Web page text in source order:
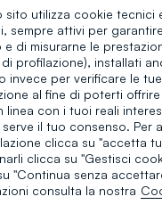
sintetica
GAP
€
Stai visualizzando 4 di
Scroll infinito 🙄 ? No
sito utilizza cookie tecnici
sempre attivi per
e di misurarne le
profilazione), installati
invece per verificare le
al fine di poterti
linea con i tuoi reali
serve il tuo consenso. Per
clicca su "accetta
clicca su "Gestisci
"Continua senza
consulta la nostra